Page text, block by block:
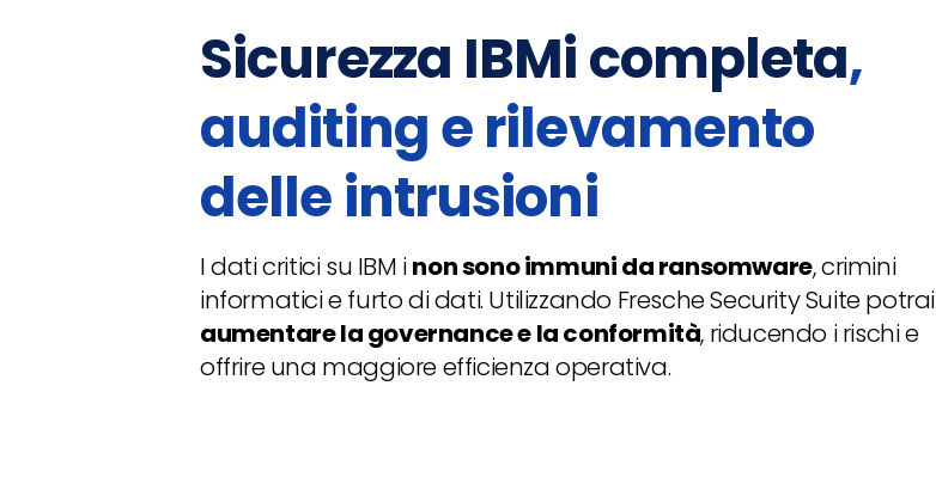
Sicurezza IBMi completa,
auditing e rilevamento
delle intrusioni
I dati critici su IBM inon sono immuni da ransomware, crimini
informatici e furto di dati. Utilizzando Fresche Security Suite potrai
aumentare la governance e la conformità, riducendo i rischi e
offrire una maggiore efficienza operativa.